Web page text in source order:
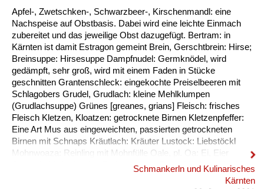
Apfel-, Zwetschken-, Schwarzbeer-, Kirschenmandl: eine
Nachspeise auf Obstbasis. Dabei wird eine leichte Einmach
zubereitet und das jeweilige Obst dazugefügt. Bertram: in
Kärnten ist damit Estragon gemeint Brein, Gerschtbrein: Hirse;
Breinsuppe: Hirsesuppe Dampfnudel: Germknödel, wird
gedämpft, sehr groß, wird mit einem Faden in Stücke
geschnitten Grantenschleck: eingekochte Preiselbeeren mit
Schlagobers Grudel, Grudlach: kleine Mehlklumpen
(Grudlachsuppe) Grünes [greanes, grians] Fleisch: frisches
Fleisch Kletzen, Kloatzen: getrocknete Birnen Kletzenpfeffer:
Eine Art Mus aus eingeweichten, passierten getrockneten
Birnen mit Schnaps Kräutlach: Kräuter Lustock: Liebstöckl
Mohnwoaza: Reinling mit Mohnfülle Oale, pl. Oa: Ei, Eier
Oamilch: Vorläufer des Puddings, aus Eiern, Milch und Mehl
Piggalan: Weihnachtsgericht im Lavanttal, Mohnwoaza mit
Schmankerln und Kulinarisches
Kärnten